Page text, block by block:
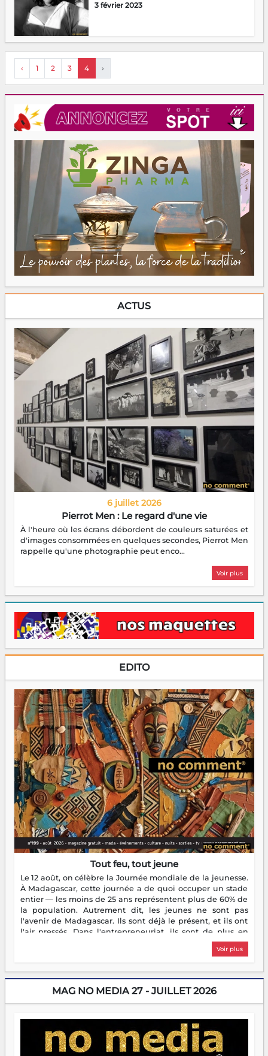
3 février 2023
‹ 1 2 3 4 ›
ACTUS
6 juillet 2026
Pierrot Men : Le regard d'une vie
À l'heure où les écrans débordent de couleurs saturées et
d'images consommées en quelques secondes, Pierrot Men
rappelle qu'une photographie peut enco...
Voir plus
EDITO
Tout feu, tout jeune
Le 12 août, on célèbre la Journée mondiale de la jeunesse.
À Madagascar, cette journée a de quoi occuper un stade
entier — les moins de 25 ans représentent plus de 60% de
la population. Autrement dit, les jeunes ne sont pas
l'avenir de Madagascar. Ils sont déjà le présent, et ils ont
l'air pressés. Dans l'entrepreneuriat, ils sont de plus en
plus nombreux à se lancer, à créer, à risquer — souvent
sans filet, souvent sans aide, mais toujours avec cette
dorment vraiment la nuit. En culture, les nouvelles sont
encore meilleures. Aina Rasamoelina vient de décrocher le
Prix RFI Instrumental Afrique. Miangaly Elia rafle le Prix
jeunes qui tiennent la torche. Alors oui, on pourrait
s'arrêter là, applaudir et rentrer chez soi satisfait. Mais ce
serait passer à côté d'une chose essentielle. La fougue, ça
brûle fort — et parfois, ça brûle vite. Une flamme sans
Voir plus
MAG NO MEDIA 27 - JUILLET 2026